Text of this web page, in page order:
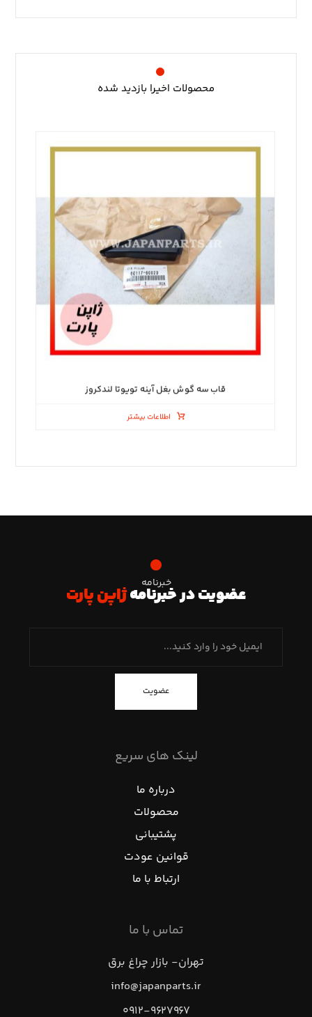
محصولات اخیرا بازدید شده
قاب سه گوش بغل آینه تویوتا لندکروز
اطلاعات بیشتر
خبرنامه
عضویت در خبرنامهژاپن پارت
عضویت
لینک های سریع
درباره ما
محصولات
پشتیبانی
قوانین عودت
ارتباط با ما
تماس با ما
تهران- بازار چراغ برق
info@japanparts.ir
۰۹۱۲-۹۶۲۷۹۶۷